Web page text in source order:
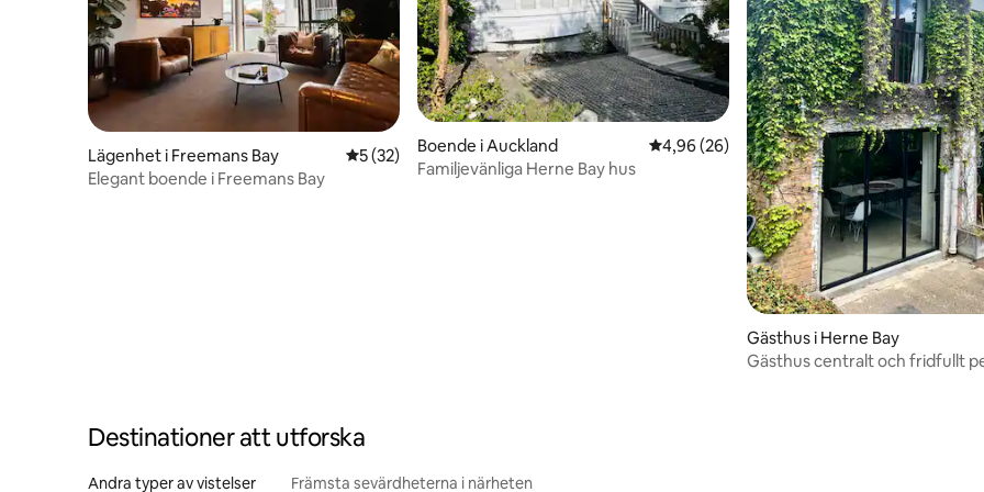
Lägenhet i Freemans Bay 5 av 5 i genomsnittligt betyg, 32 omdömen
5 (32)
Elegant boende i Freemans Bay
Boende i Auckland 4,96 av 5 i genomsnittligt betyg, 26
4,96 (26)
Familjevänliga Herne Bay hus
Gästhus i Herne Bay
Gästhus centralt och fridfullt
Destinationer att utforska
Andra typer av vistelser Främsta sevärdheterna i närheten